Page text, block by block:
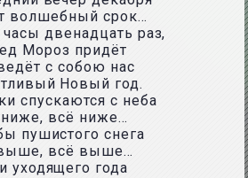
волшебный срок…
двенадцать раз,
Мороз придёт
с собою нас
Новый год.
спускаются с неба
всё ниже…
пушистого снега
всё выше…
уходящего года